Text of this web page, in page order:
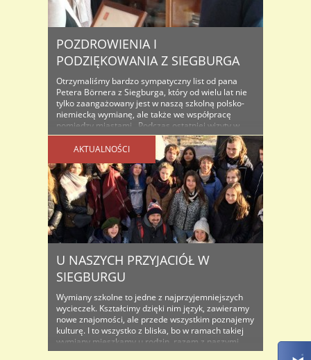
POZDROWIENIA I
PODZIĘKOWANIA Z SIEGBURGA
Otrzymaliśmy bardzo sympatyczny list od pana
Petera Börnera z Siegburga, który od wielu lat nie
tylko zaangażowany jest w naszą szkolną polsko-
niemiecką wymianę, ale także we współpracę
pomiędzy miastami. Podczas ostatniej wizyty w
Siegburgu, w uznaniu jego wkładu w partnerstwo i
wzajemne relacje, nasi licealiści wręczyli panu
Börnerowi dyplom „Przyjaciel Szkoły”, który w
symboliczny sposób ..
AKTUALNOŚCI
U NASZYCH PRZYJACIÓŁ W
SIEGBURGU
Wymiany szkolne to jedne z najprzyjemniejszych
wycieczek. Kształcimy dzięki nim język, zawieramy
nowe znajomości, ale przede wszystkim poznajemy
kulturę. I to wszystko z bliska, bo w ramach takiej
wymiany mieszkamy u rodzin, razem z naszymi
rówieśnikami. Tak też było i tym razem, kiedy grupa